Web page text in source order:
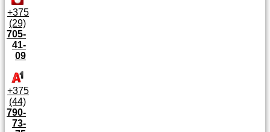
+375
(29)
705-
41-
09
+375
(44)
790-
73-